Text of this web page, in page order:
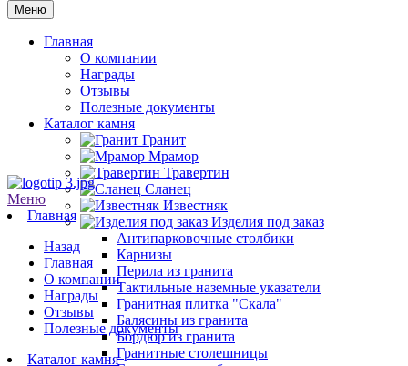
Меню
Главная
О компании
Награды
Отзывы
Полезные документы
Каталог камня
Гранит
Мрамор
Травертин
Сланец
Известняк
Изделия под заказ
Антипарковочные столбики
Карнизы
Перила из гранита
Тактильные наземные указатели
Гранитная плитка "Скала"
Балясины из гранита
Бордюр из гранита
Гранитные столешницы
Меню
Главная
Назад
Главная
О компании
Награды
Отзывы
Полезные документы
Каталог камня